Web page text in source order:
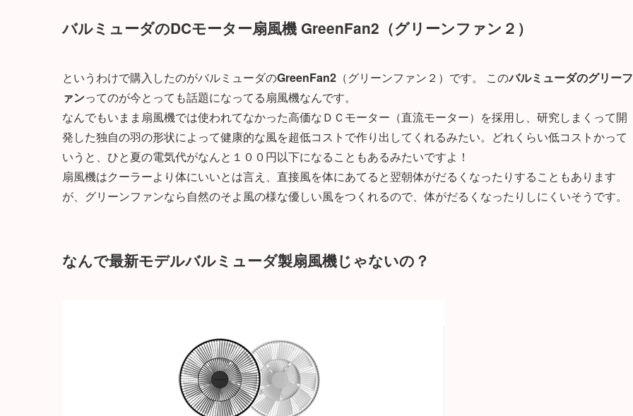
バルミューダのDCモーター扇風機 GreenFan2（グリーンファン２）
というわけで購入したのがバルミューダのGreenFan2 （グリーンファン２）です。 このバルミューダのグリーフ
ァンってのが今とっても話題になってる扇風機なんです。
なんでもいまま扇風機では使われてなかった高価なＤＣモーター（直流モーター）を採用し、研究しまくって開
発した独自の羽の形状によって健康的な風を超低コストで作り出してくれるみたい。どれくらい低コストかって
いうと、ひと夏の電気代がなんと１００円以下になることもあるみたいですよ！
扇風機はクーラーより体にいいとは言え、直接風を体にあてると翌朝体がだるくなったりすることもあります
が、グリーンファンなら自然のそよ風の様な優しい風をつくれるので、体がだるくなったりしにくいそうです。
なんで最新モデルバルミューダ製扇風機じゃないの？